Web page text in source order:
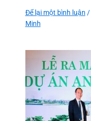
Để lại một bình luận /
Minh